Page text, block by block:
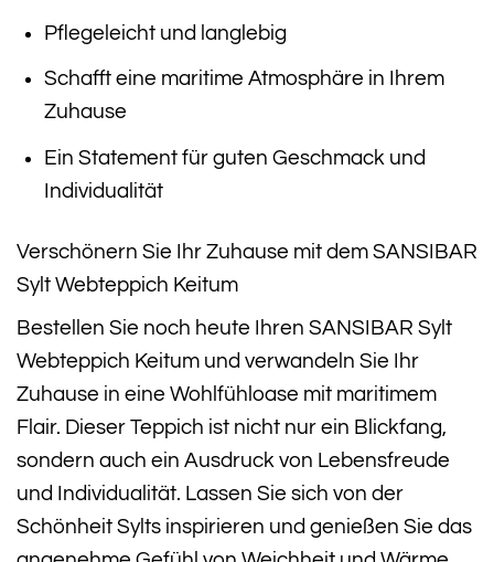
Pflegeleicht und langlebig
Schafft eine maritime Atmosphäre in Ihrem
Zuhause
Ein Statement für guten Geschmack und
Individualität
Verschönern Sie Ihr Zuhause mit dem SANSIBAR
Sylt Webteppich Keitum
Bestellen Sie noch heute Ihren SANSIBAR Sylt
Webteppich Keitum und verwandeln Sie Ihr
Zuhause in eine Wohlfühloase mit maritimem
Flair. Dieser Teppich ist nicht nur ein Blickfang,
sondern auch ein Ausdruck von Lebensfreude
und Individualität. Lassen Sie sich von der
Schönheit Sylts inspirieren und genießen Sie das